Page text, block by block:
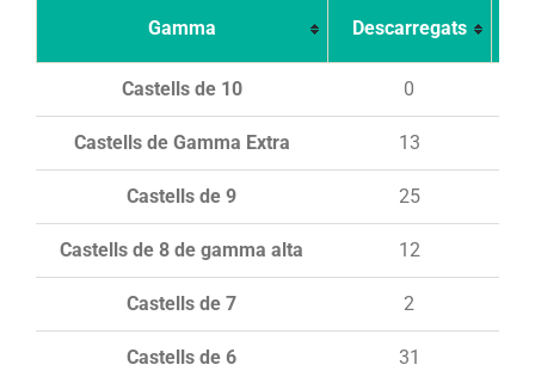
Gamma Descarregats
Castells de 10 0
Castells de Gamma Extra 13
Castells de 9 25
Castells de 8 de gamma alta 12
Castells de 7 2
Castells de 6 31